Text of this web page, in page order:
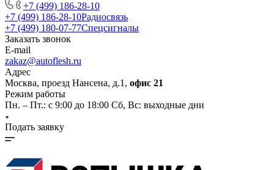
+7 (499) 186-28-10
+7 (499) 186-28-10Радиосвязь
+7 (499) 180-07-77Спецсигналы
Заказать звонок
E-mail
zakaz@autoflesh.ru
Адрес
Москва, проезд Нансена, д.1, офис 21
Режим работы
Пн. – Пт.: с 9:00 до 18:00 Cб, Вс: выходные дни
Подать заявку